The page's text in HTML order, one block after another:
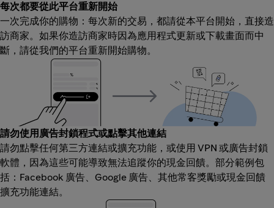
每次都要從此平台重新開始
一次完成你的購物：每次新的交易，都請從本平台開始，直接造
訪商家。如果你造訪商家時因為應用程式更新或下載畫面而中
斷，請從我們的平台重新開始購物。
請勿使用廣告封鎖程式或點擊其他連結
請勿點擊任何第三方連結或擴充功能，或使用 VPN 或廣告封鎖
軟體，因為這些可能導致無法追蹤你的現金回饋。部分範例包
括：Facebook 廣告、Google 廣告、其他常客獎勵或現金回饋
擴充功能連結。